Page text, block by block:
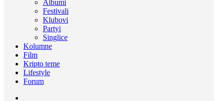
Albumi
Festivali
Klubovi
Partyi
Singlice
Kolumne
Film
Kripto teme
Lifestyle
Forum